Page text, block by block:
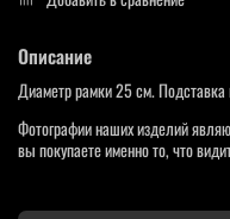
Описание
Диаметр рамки 25 см. Подставка
Фотографии наших изделий
вы покупаете именно то, что